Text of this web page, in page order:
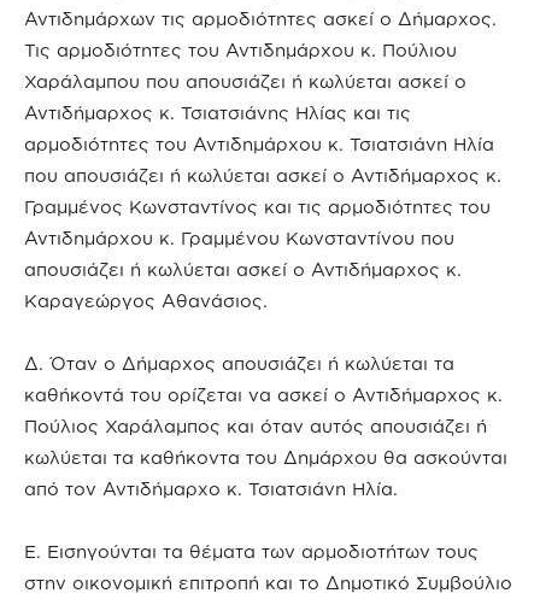
Αντιδημάρχων τις αρμοδιότητες ασκεί ο Δήμαρχος.
Τις αρμοδιότητες του Αντιδημάρχου κ. Πούλιου
Χαράλαμπου που απουσιάζει ή κωλύεται ασκεί ο
Αντιδήμαρχος κ. Τσιατσιάνης Ηλίας και τις
αρμοδιότητες του Αντιδημάρχου κ. Τσιατσιάνη Ηλία
που απουσιάζει ή κωλύεται ασκεί ο Αντιδήμαρχος κ.
Γραμμένος Κωνσταντίνος και τις αρμοδιότητες του
Αντιδημάρχου κ. Γραμμένου Κωνσταντίνου που
απουσιάζει ή κωλύεται ασκεί ο Αντιδήμαρχος κ.
Καραγεώργος Αθανάσιος.
Δ. Όταν ο Δήμαρχος απουσιάζει ή κωλύεται τα
καθήκοντά του ορίζεται να ασκεί ο Αντιδήμαρχος κ.
Πούλιος Χαράλαμπος και όταν αυτός απουσιάζει ή
κωλύεται τα καθήκοντα του Δημάρχου θα ασκούνται
από τον Αντιδήμαρχο κ. Τσιατσιάνη Ηλία.
Ε. Εισηγούνται τα θέματα των αρμοδιοτήτων τους
στην οικονομική επιτροπή και το Δημοτικό Συμβούλιο